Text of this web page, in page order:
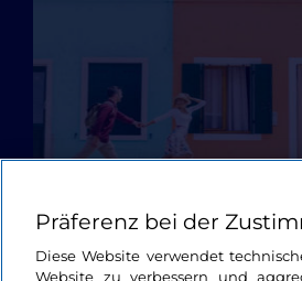
Präferenz bei der
Diese Website verwendet
Website zu verbessern und